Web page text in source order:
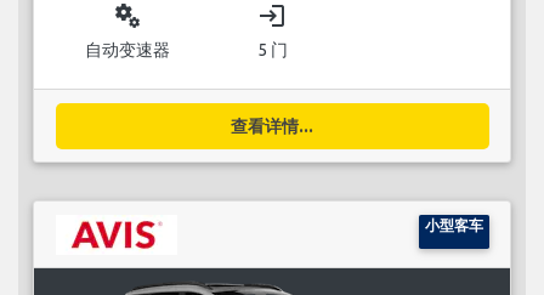
miscellaneous_services
自动变速器
login
5 门
查看详情...
小型客车